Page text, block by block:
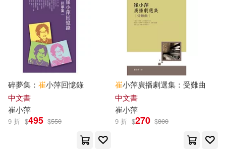
うえお久光(5) たぱり(5)
何德旭(5)
卡崔娜．拉斐爾(5)
威廉·莎士比亞(5) 安亨模(5)
崔升廣（主編）(5)
交通部運輸研究所(16)
今周刊(16)
天津楊柳青畫社(16)
安徽文藝出版社(16)
山東大學出版社(16)
碎夢集： 崔小萍回憶錄
中文書
崔小萍
9 折 $495 $550
崔小萍廣播劇選集：受難曲
中文書
崔小萍
9 折 $270 $300